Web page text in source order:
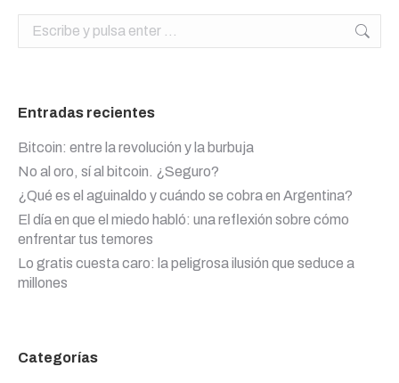
Buscar:
Entradas recientes
Bitcoin: entre la revolución y la burbuja
No al oro, sí al bitcoin. ¿Seguro?
¿Qué es el aguinaldo y cuándo se cobra en Argentina?
El día en que el miedo habló: una reflexión sobre cómo
enfrentar tus temores
Lo gratis cuesta caro: la peligrosa ilusión que seduce a
millones
Categorías